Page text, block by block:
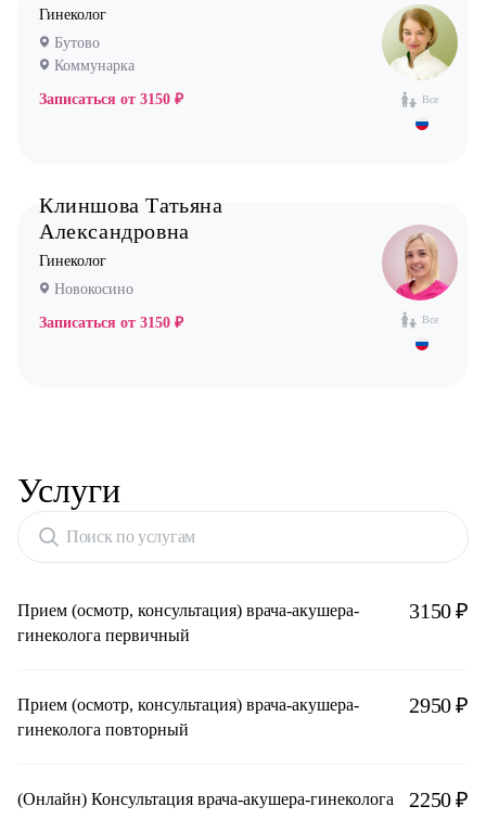
Все
Гинеколог
Бутово
Коммунарка
Записаться от 3150 ₽
Все
Клиншова Татьяна
Александровна
Гинеколог
Новокосино
Записаться от 3150 ₽
Услуги
Поиск по услугам
Прием (осмотр, консультация) врача-акушера-
гинеколога первичный
3150 ₽
Прием (осмотр, консультация) врача-акушера-
гинеколога повторный
2950 ₽
(Онлайн) Консультация врача-акушера-гинеколога 2250 ₽